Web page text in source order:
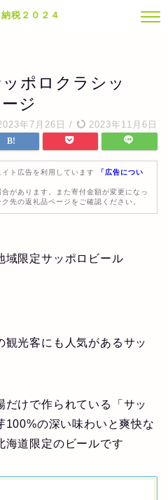
税２０２４
ポロクラシッ
ジ
年7月26日 / 2023年11月6日
ト広告を利用しています
「広告につい
があります。また寄付金額が変更になっ
先の返礼品ページをご確認ください。
域限定サッポロビール
光客にも人気があるサッ
けで作られている「サッ
100%の深い味わいと爽快な
海道限定のビールです